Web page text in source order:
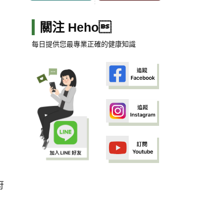
關注 Heho
每日提供您最專業正確的健康知識